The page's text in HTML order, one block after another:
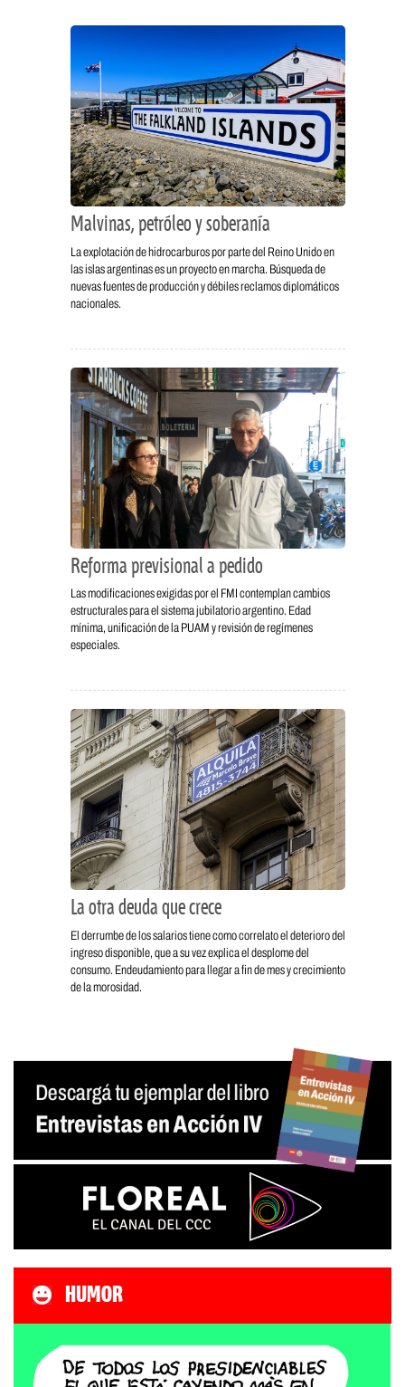
Malvinas, petróleo y soberanía
La explotación de hidrocarburos por parte del Reino Unido en
las islas argentinas es un proyecto en marcha. Búsqueda de
nuevas fuentes de producción y débiles reclamos diplomáticos
nacionales.
Reforma previsional a pedido
Las modificaciones exigidas por el FMI contemplan cambios
estructurales para el sistema jubilatorio argentino. Edad
mínima, unificación de la PUAM y revisión de regímenes
especiales.
La otra deuda que crece
El derrumbe de los salarios tiene como correlato el deterioro del
ingreso disponible, que a su vez explica el desplome del
consumo. Endeudamiento para llegar a fin de mes y crecimiento
de la morosidad.
HUMOR